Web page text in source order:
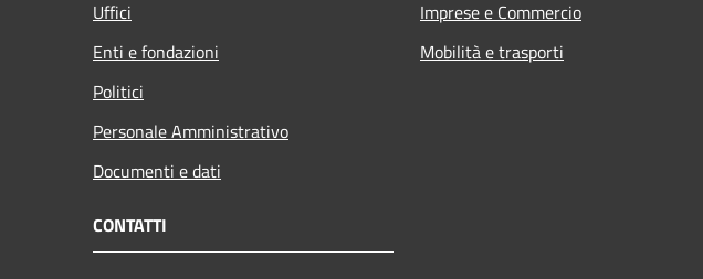
Uffici
Enti e fondazioni
Politici
Personale Amministrativo
Documenti e dati
Imprese e Commercio
Mobilità e trasporti
CONTATTI